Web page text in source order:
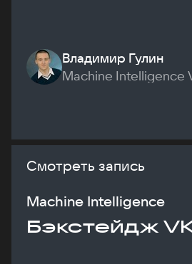
Владимир Гулин
Machine Intelligence
Смотреть запись
Machine Intelligence
Бэкстейдж